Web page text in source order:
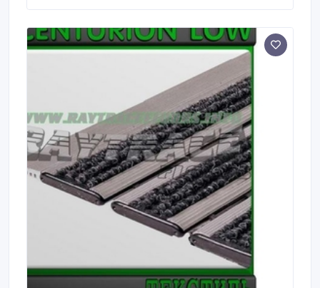
LOW ТЕКСТИЛЬ+БРУШ» можно использовать
круглогодично.